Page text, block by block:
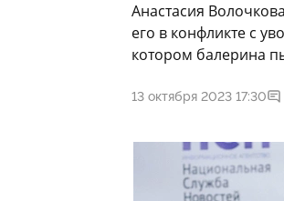
Анастасия
его в конфликте с
котором балерина
13 октября 2023 17:30